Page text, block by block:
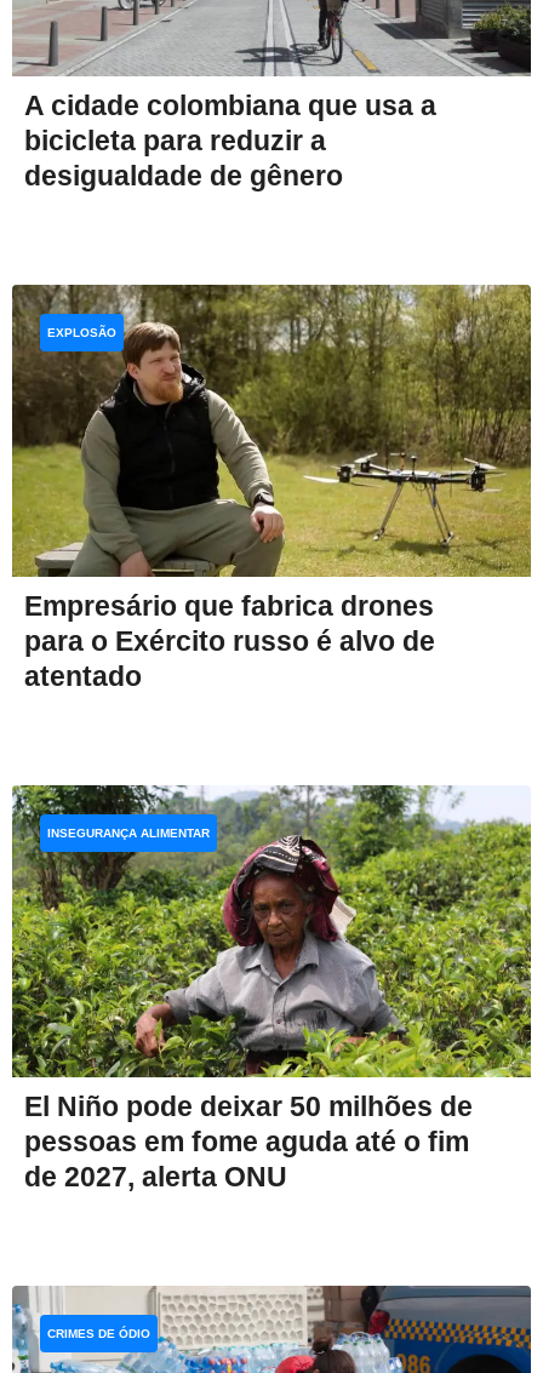
A cidade colombiana que usa a
bicicleta para reduzir a
desigualdade de gênero
Empresário que fabrica drones
para o Exército russo é alvo de
atentado
EXPLOSÃO
El Niño pode deixar 50 milhões de
pessoas em fome aguda até o fim
de 2027, alerta ONU
INSEGURANÇA ALIMENTAR
CRIMES DE ÓDIO